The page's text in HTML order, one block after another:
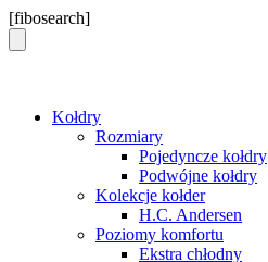
Skip
to
content
[fibosearch]
Kołdry
Rozmiary
Pojedyncze kołdry
Podwójne kołdry
Kolekcje kołder
H.C. Andersen
Poziomy komfortu
Ekstra chłodny